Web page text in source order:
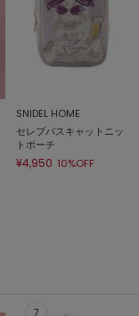
SNIDEL HOME
セレブバスキャットニッ
トポーチ
¥4,950 10%OFF